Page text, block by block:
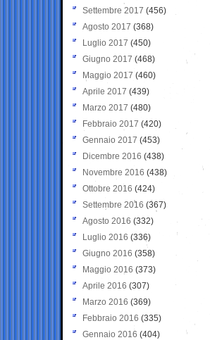
Settembre 2017 (456)
Agosto 2017 (368)
Luglio 2017 (450)
Giugno 2017 (468)
Maggio 2017 (460)
Aprile 2017 (439)
Marzo 2017 (480)
Febbraio 2017 (420)
Gennaio 2017 (453)
Dicembre 2016 (438)
Novembre 2016 (438)
Ottobre 2016 (424)
Settembre 2016 (367)
Agosto 2016 (332)
Luglio 2016 (336)
Giugno 2016 (358)
Maggio 2016 (373)
Aprile 2016 (307)
Marzo 2016 (369)
Febbraio 2016 (335)
Gennaio 2016 (404)